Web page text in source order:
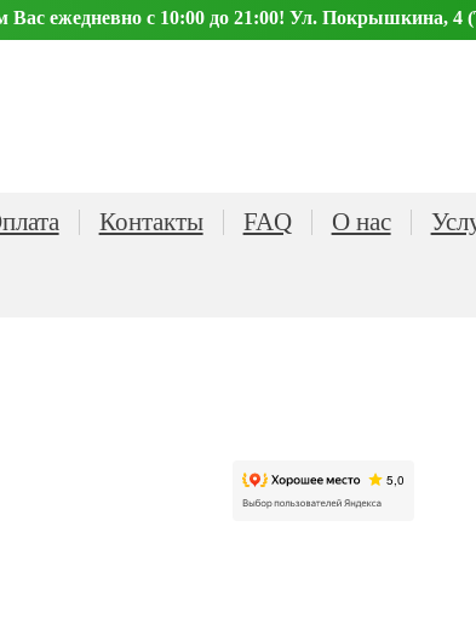
Вас ежедневно с 10:00 до 21:00! Ул. Покрышкина, 4
Контакты FAQ О нас